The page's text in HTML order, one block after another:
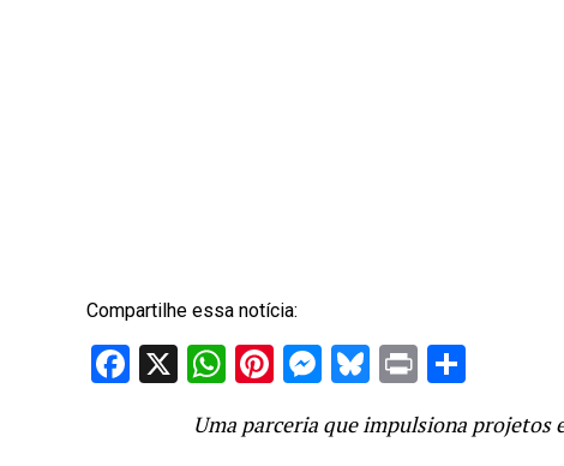
Compartilhe essa notícia:
Facebook
X WhatsApp
Pinterest
Messenger
Bluesky
Print
Uma parceria que impulsiona